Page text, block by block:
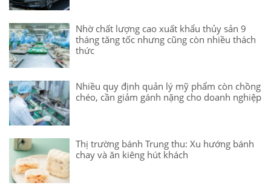
Nhờ chất lượng cao xuất khẩu thủy sản 9
tháng tăng tốc nhưng cũng còn nhiều thách
thức
Nhiều quy định quản lý mỹ phẩm còn chồng
chéo, cần giảm gánh nặng cho doanh nghiệp
Thị trường bánh Trung thu: Xu hướng bánh
chay và ăn kiêng hút khách